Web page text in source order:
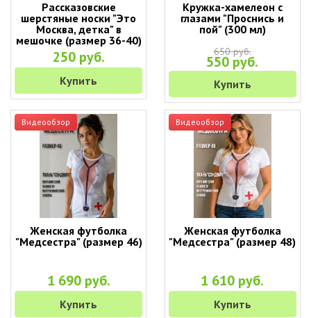
Рассказовские
шерстяные носки "Это
Москва, детка" в
мешочке (размер 36-40)
250 руб.
Купить
Кружка-хамелеон с
глазами "Проснись и
пой" (300 мл)
650 руб.
550 руб.
Купить
Видеообзор
Женская футболка
"Медсестра" (размер 46)
1 690 руб.
Купить
Видеообзор
Женская футболка
"Медсестра" (размер 48)
1 610 руб.
Купить